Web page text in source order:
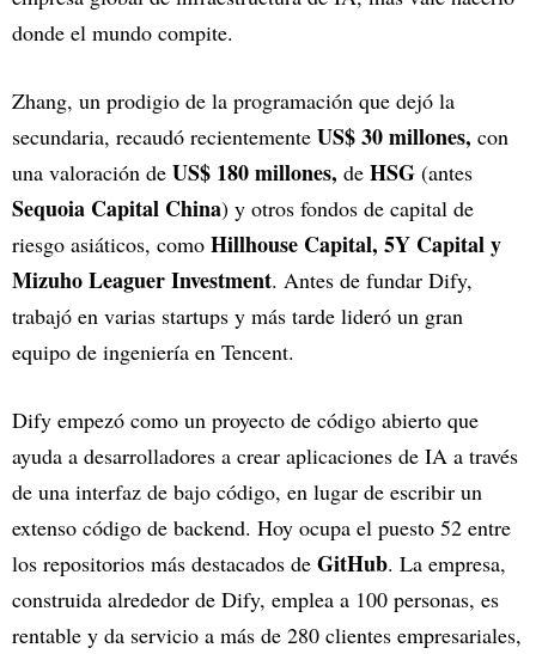
donde el mundo compite.
Zhang, un prodigio de la programación que dejó la
secundaria, recaudó recientemente US$ 30millones, con
una valoración de US$ 180millones, de HSG (antes
Sequoia Capital China) y otros fondos de capital de
riesgo asiáticos, como Hillhouse Capital, 5Y Capital y
Mizuho Leaguer Investment. Antes de fundar Dify,
trabajó en varias startups y más tarde lideró un gran
equipo de ingeniería en Tencent.
Dify empezó como un proyecto de código abierto que
ayuda a desarrolladores a crear aplicaciones de IA a través
de una interfaz de bajo código, en lugar de escribir un
extenso código de backend. Hoy ocupa el puesto 52 entre
los repositorios más destacados de GitHub. La empresa,
construida alrededor de Dify, emplea a 100 personas, es
rentable y da servicio a más de 280 clientes empresariales,